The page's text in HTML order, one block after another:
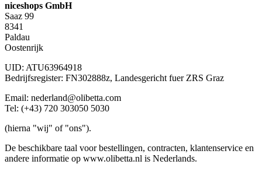
niceshops GmbH
Saaz 99
8341
Paldau
Oostenrijk
UID: ATU63964918
Bedrijfsregister: FN302888z, Landesgericht fuer ZRS Graz
Email: nederland@olibetta.com
Tel: (+43) 720 303050 5030
(hierna "wij" of "ons").
De beschikbare taal voor bestellingen, contracten, klantenservice en
andere informatie op www.olibetta.nl is Nederlands.